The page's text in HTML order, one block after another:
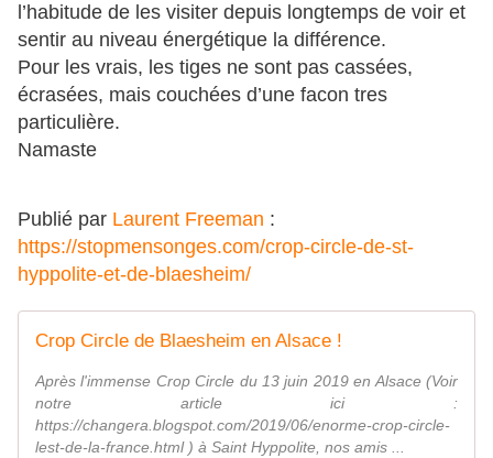
l’habitude de les visiter depuis longtemps de voir et
sentir au niveau énergétique la différence.
Pour les vrais, les tiges ne sont pas cassées,
écrasées, mais couchées d’une facon tres
particulière.
Namaste
Publié par Laurent Freeman :
https://stopmensonges.com/crop-circle-de-st-
hyppolite-et-de-blaesheim/
Crop Circle de Blaesheim en Alsace !
Après l'immense Crop Circle du 13 juin 2019 en Alsace (Voir
notre article ici :
https://changera.blogspot.com/2019/06/enorme-crop-circle-
lest-de-la-france.html ) à Saint Hyppolite, nos amis ...